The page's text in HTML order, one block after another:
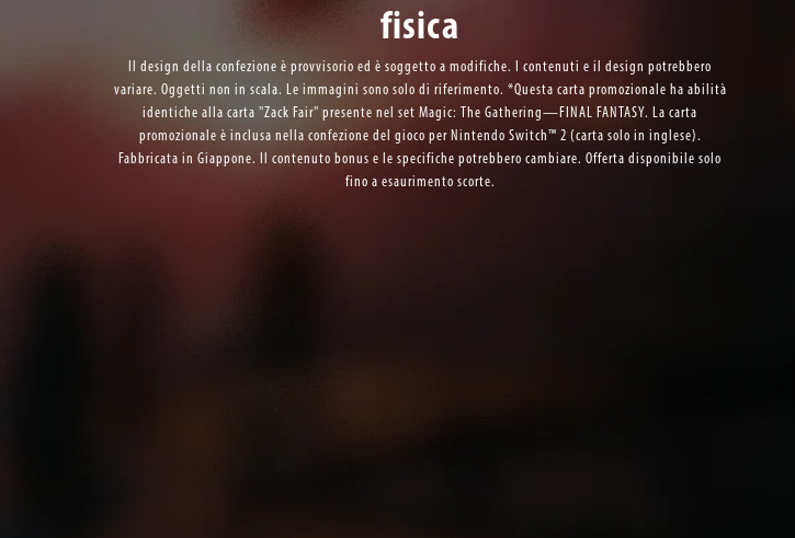
fisica
Il design della confezione è provvisorio ed è soggetto a modifiche. I contenuti e il design potrebbero
variare. Oggetti non in scala. Le immagini sono solo di riferimento. *Questa carta promozionale ha abilità
identiche alla carta "Zack Fair" presente nel set Magic: The Gathering—FINAL FANTASY. La carta
promozionale è inclusa nella confezione del gioco per Nintendo Switch™ 2 (carta solo in inglese).
Fabbricata in Giappone. Il contenuto bonus e le specifiche potrebbero cambiare. Offerta disponibile solo
fino a esaurimento scorte.